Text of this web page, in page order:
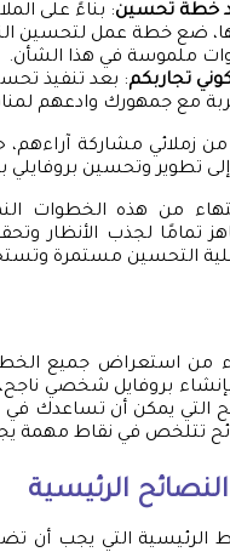
خطة تحسين: بناءً على
ضع خطة عمل لتحسين
ملموسة في هذا الشأن.
تجاربكم: بعد تنفيذ
مع جمهورك وادعهم
زملائي مشاركة
تطوير وتحسين
من هذه الخطوات
تمامًا لجذب الأنظار
التحسين مستمرة
من استعراض جميع
بروفايل شخصي
التي يمكن أن تساعدك في
تتلخص في نقاط مهمة
الرئيسية
الرئيسية التي يجب أن